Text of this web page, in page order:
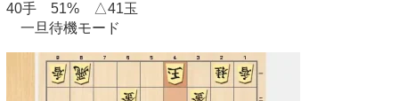
40手 51% △41玉
一旦待機モード